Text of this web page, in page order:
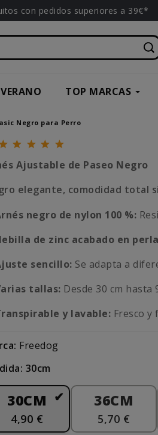
con pedidos superiores a 39€*
TOP MARCAS
Negro para Perro
Ajustable de Paseo Negro
elegante, comodidad total
negro de nylon 100 %:
de zinc acabado en
sencillo: Se adapta a
tallas: Desde 30 cm hasta
y lavable: Fresco
Freedog
30cm
30CM
4,90 €
36CM
5,70 €